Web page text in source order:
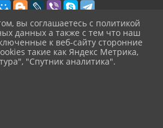
kult.ru
данных
вы соглашаетесь с политикой
данных а также с тем что наш
к веб-сайту сторонние
такие как Яндекс Метрика,
"Спутник аналитика".